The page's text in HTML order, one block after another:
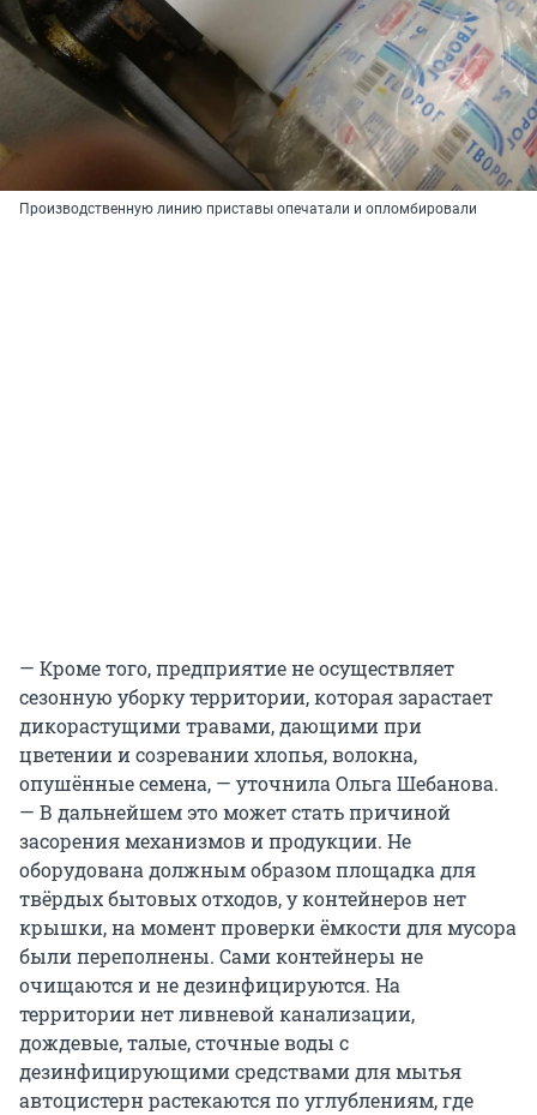
Производственную линию приставы опечатали и опломбировали
— Кроме того, предприятие не осуществляет
сезонную уборку территории, которая зарастает
дикорастущими травами, дающими при
цветении и созревании хлопья, волокна,
опушённые семена, — уточнила Ольга Шебанова.
— В дальнейшем это может стать причиной
засорения механизмов и продукции. Не
оборудована должным образом площадка для
твёрдых бытовых отходов, у контейнеров нет
крышки, на момент проверки ёмкости для мусора
были переполнены. Сами контейнеры не
очищаются и не дезинфицируются. На
территории нет ливневой канализации,
дождевые, талые, сточные воды с
дезинфицирующими средствами для мытья
автоцистерн растекаются по углублениям, где